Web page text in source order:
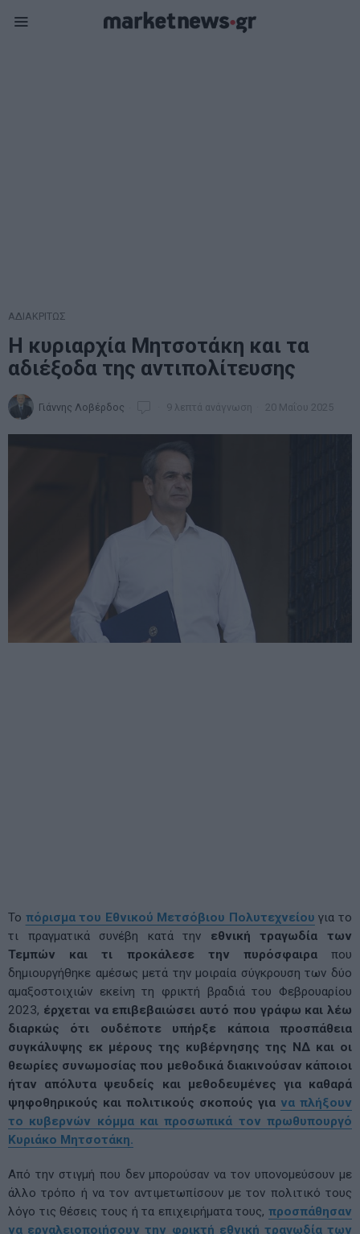
ΑΔΙΑΚΡΙΤΩΣ
Η κυριαρχία Μητσοτάκη και τα
αδιέξοδα της αντιπολίτευσης
Γιάννης Λοβέρδος 9 λεπτά ανάγνωση 20 Μαΐου 2025
Το πόρισμα του Εθνικού Μετσόβιου Πολυτεχνείου για το
τι πραγματικά συνέβη κατά την εθνική τραγωδία των
Τεμπών και τι προκάλεσε την πυρόσφαιραπου
δημιουργήθηκε αμέσως μετά την μοιραία σύγκρουση των δύο
αμαξοστοιχιών εκείνη τη φρικτή βραδιά του Φεβρουαρίου
2023, έρχεται να επιβεβαιώσει αυτό που γράφω και λέω
διαρκώς ότι ουδέποτε υπήρξε κάποια προσπάθεια
συγκάλυψης εκ μέρους της κυβέρνησης της ΝΔ και οι
θεωρίες συνωμοσίας που μεθοδικά διακινούσαν κάποιοι
ήταν απόλυτα ψευδείς και μεθοδευμένες για καθαρά
ψηφοθηρικούς και πολιτικούς σκοπούς για να πλήξουν
το κυβερνών κόμμα και προσωπικά τον πρωθυπουργό
Κυριάκο Μητσοτάκη.
Από την στιγμή που δεν μπορούσαν να τον υπονομεύσουν με
άλλο τρόπο ή να τον αντιμετωπίσουν με τον πολιτικό τους
λόγο τις θέσεις τους ή τα επιχειρήματα τους, προσπάθησαν
να εργαλειοποιήσουν την φρικτή εθνική τραγωδία των